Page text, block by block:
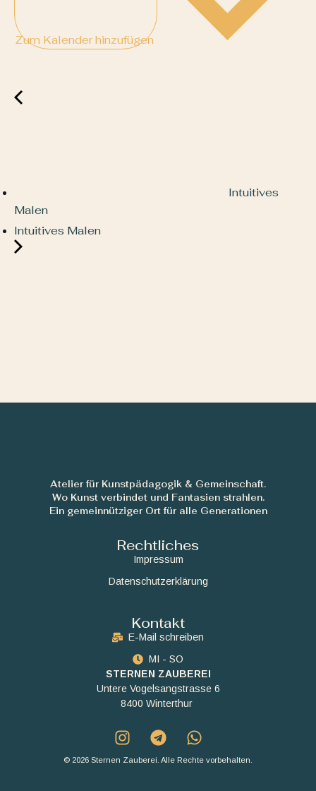
Zum Kalender hinzufügen
Intuitives
Malen
Intuitives Malen
Atelier für Kunstpädagogik & Gemeinschaft.
Wo Kunst verbindet und Fantasien strahlen.
Ein gemeinnütziger Ort für alle Generationen
Rechtliches
Impressum
Datenschutzerklärung
Kontakt
E-Mail schreiben
MI - SO
STERNEN ZAUBEREI
Untere Vogelsangstrasse 6
8400 Winterthur
© 2026 Sternen Zauberei. Alle Rechte vorbehalten.